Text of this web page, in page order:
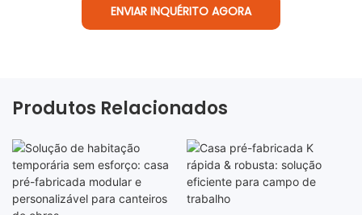
ENVIAR INQUÉRITO AGORA
Produtos Relacionados